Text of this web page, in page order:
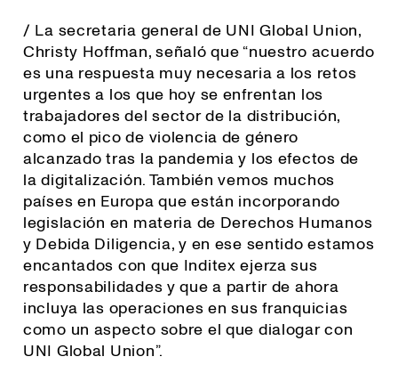
/ La secretaria general de UNI Global Union,
Christy Hoffman, señaló que “nuestro acuerdo
es una respuesta muy necesaria a los retos
urgentes a los que hoy se enfrentan los
trabajadores del sector de la distribución,
como el pico de violencia de género
alcanzado tras la pandemia y los efectos de
la digitalización. También vemos muchos
países en Europa que están incorporando
legislación en materia de Derechos Humanos
y Debida Diligencia, y en ese sentido estamos
encantados con que Inditex ejerza sus
responsabilidades y que a partir de ahora
incluya las operaciones en sus franquicias
como un aspecto sobre el que dialogar con
UNI Global Union”.